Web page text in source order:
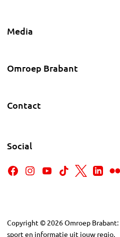
Media
Omroep Brabant
Contact
Social
Copyright © 2026Omroep
sport en informatie uit jouw regio.